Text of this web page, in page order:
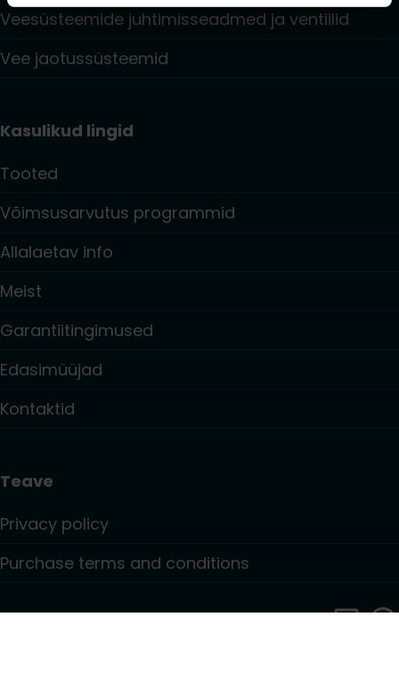
Veesüsteemide juhtimisseadmed ja ventiilid
Vee jaotussüsteemid
Kasulikud lingid
Tooted
Võimsusarvutus programmid
Allalaetav info
Meist
Garantiitingimused
Edasimüüjad
Kontaktid
Teave
Privacy policy
Purchase terms and conditions